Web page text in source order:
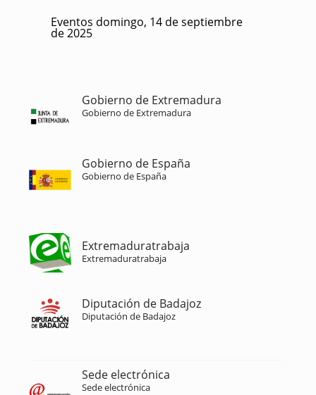
Eventos domingo, 14 de septiembre
de 2025
Gobierno de Extremadura
Gobierno de Extremadura
Gobierno de España
Gobierno de España
Extremaduratrabaja
Extremaduratrabaja
Diputación de Badajoz
Diputación de Badajoz
Sede electrónica
Sede electrónica